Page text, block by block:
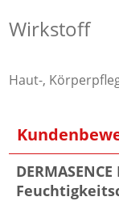
Wirkstoff
Haut-,